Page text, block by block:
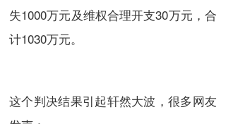
失1000万元及维权合理开支30万元，合
计1030万元。
这个判决结果引起轩然大波，很多网友